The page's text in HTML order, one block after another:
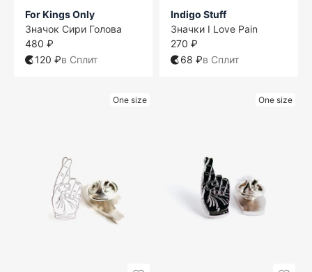
For Kings Only
Значок Сири Голова
480 ₽
120 ₽в Сплит
Indigo Stuff
Значки I Love Pain
270 ₽
68 ₽в Сплит
One size One size